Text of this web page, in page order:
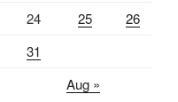
24 25
26
31
Aug »